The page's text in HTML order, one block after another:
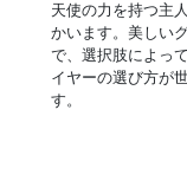
天使の力を持つ主
かいます。美しい
で、選択肢によっ
イヤーの選び方が
す。